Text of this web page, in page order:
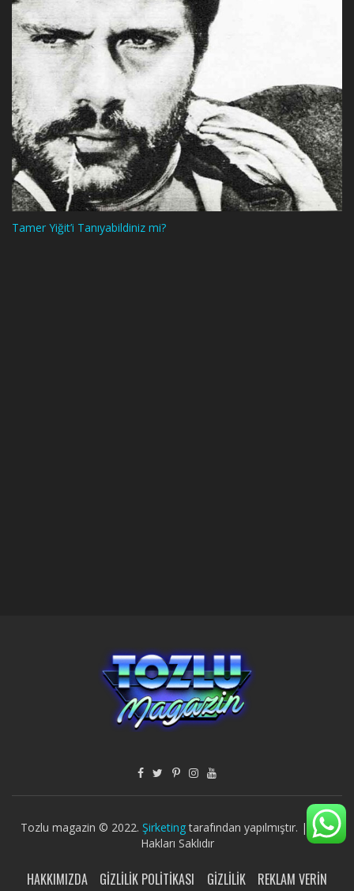
Tamer Yiğit’i Tanıyabildiniz mi?
Tozlu magazin © 2022. Şirketingtarafından yapılmıştır. | Tüm
Hakları Saklıdır
HAKKIMIZDA GIZLILIK POLITIKASI GIZLILIK REKLAM VERIN